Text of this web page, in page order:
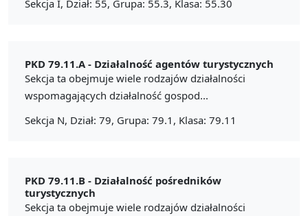
Sekcja I, Dział: 55, Grupa: 55.3, Klasa: 55.30
PKD 79.11.A - Działalność agentów turystycznych
Sekcja ta obejmuje wiele rodzajów działalności
wspomagających działalność gospod...
Sekcja N, Dział: 79, Grupa: 79.1, Klasa: 79.11
PKD 79.11.B - Działalność pośredników
turystycznych
Sekcja ta obejmuje wiele rodzajów działalności